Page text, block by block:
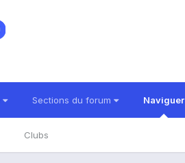
Sections du forum Naviguer
Clubs